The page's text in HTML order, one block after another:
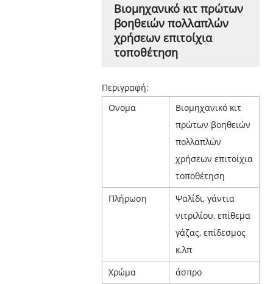
Βιομηχανικό κιτ πρώτων
βοηθειών πολλαπλών
χρήσεων επιτοίχια
τοποθέτηση
Περιγραφή:
Ονομα
Βιομηχανικό κιτ
πρώτων βοηθειών
πολλαπλών
χρήσεων επιτοίχια
τοποθέτηση
Πλήρωση
Ψαλίδι, γάντια
νιτριλίου, επίθεμα
γάζας, επίδεσμος
κ.λπ
Χρώμα
άσπρο